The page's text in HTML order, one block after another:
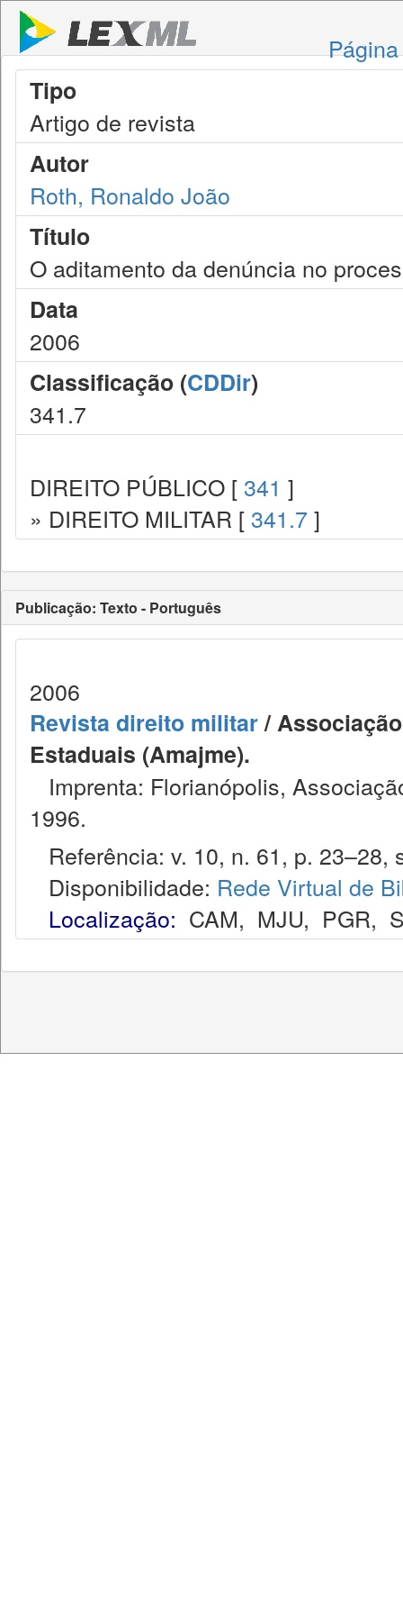
Tipo
Artigo de revista
Autor
Roth, Ronaldo João
Título
O aditamento da denúncia no
Data
2006
Classificação (CDDir)
341.7
DIREITO PÚBLICO [ 341 ]
» DIREITO MILITAR [ 341.7 ]
Publicação: Texto - Português
2006
Revista direito militar/
Estaduais (Amajme).
Imprenta: Florianópolis,
1996.
Referência: v. 10, n. 61, p. 23–28,
Disponibilidade: Rede Virtual de
Localização: CAM, MJU, PGR,